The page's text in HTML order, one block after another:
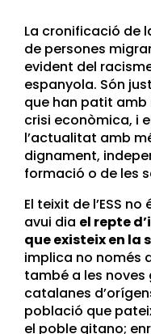
La cronificació de
de persones
evident del
espanyola. Són
que han patit amb
crisi econòmica, i
l’actualitat amb
dignament,
formació o de les
El teixit de l’ESS
avui dia el repte
que existeix en
implica no només
també a les
catalanes
població que
el poble gitano;